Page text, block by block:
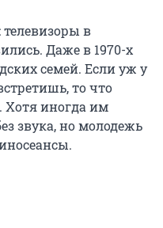
телевизоры в
Даже в 1970-х
семей. Если уж у
то что
Хотя иногда им
звука, но молодежь